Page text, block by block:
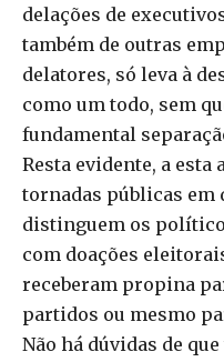
delações de
também de outras
delatores, só leva à
como um todo, sem
fundamental
Resta evidente, a esta
tornadas públicas em
distinguem os
com doações
receberam propina
partidos ou mesmo
Não há dúvidas de